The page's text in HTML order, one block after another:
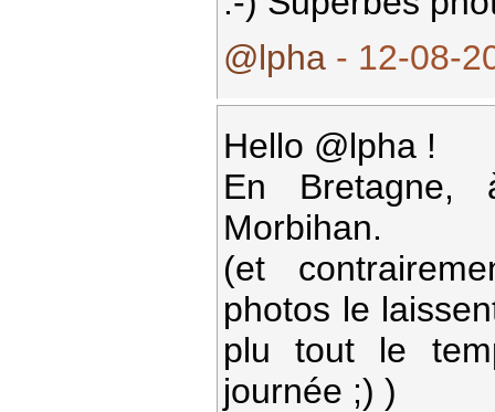
@lpha - 12-08-
Hello @lpha !
En Bretagne,
Morbihan.
(et
photos le
plu tout le
journée ;) )